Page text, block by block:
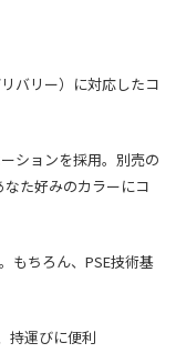
バリー）に対応したコ
ションを採用。別売の
た好みのカラーにコ
もちろん、PSE技術基
持運びに便利